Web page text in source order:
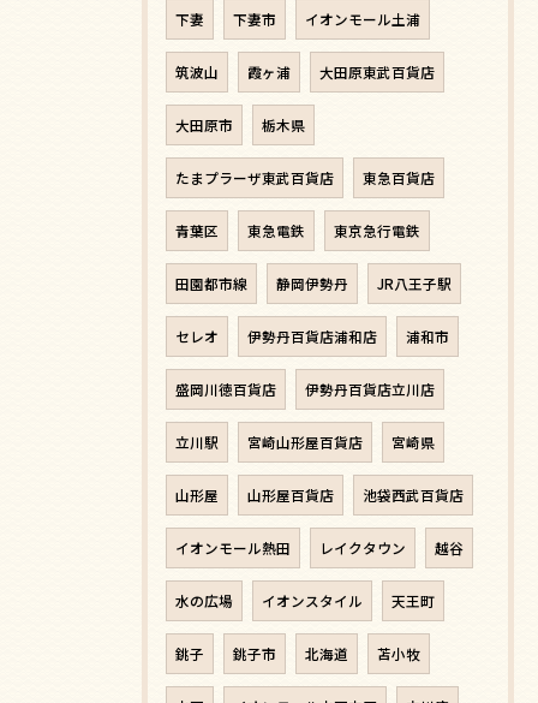
下妻 下妻市 イオンモール土浦
筑波山 霞ヶ浦 大田原東武百貨店
大田原市 栃木県
たまプラーザ東武百貨店 東急百貨店
青葉区 東急電鉄 東京急行電鉄
田園都市線 静岡伊勢丹 JR八王子駅
セレオ 伊勢丹百貨店浦和店 浦和市
盛岡川徳百貨店 伊勢丹百貨店立川店
立川駅 宮崎山形屋百貨店 宮崎県
山形屋 山形屋百貨店 池袋西武百貨店
イオンモール熱田 レイクタウン 越谷
水の広場 イオンスタイル 天王町
銚子 銚子市 北海道 苫小牧